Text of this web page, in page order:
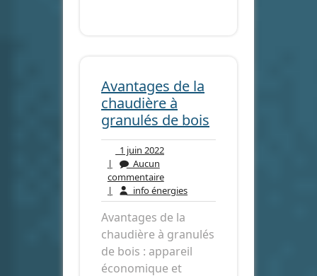
Avantages de la
chaudière à
granulés de bois
1 juin 20221
2022
|
Aucun
commentaireAucun
commentaire
| info énergiesinfo
énergies
Avantages de la
chaudière à granulés
de bois : appareil
économique et